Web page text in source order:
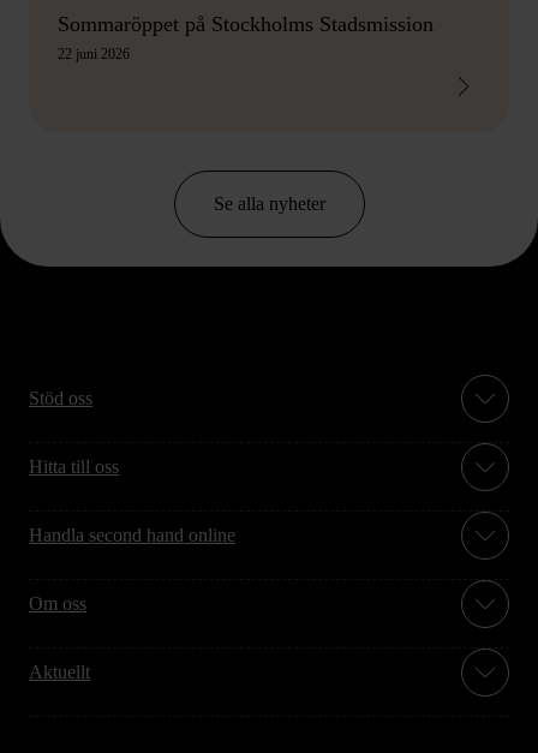
Sommaröppet på Stockholms Stadsmission
22 juni 2026
Se alla nyheter
Stöd oss
Hitta till oss
Handla second hand online
Om oss
Aktuellt